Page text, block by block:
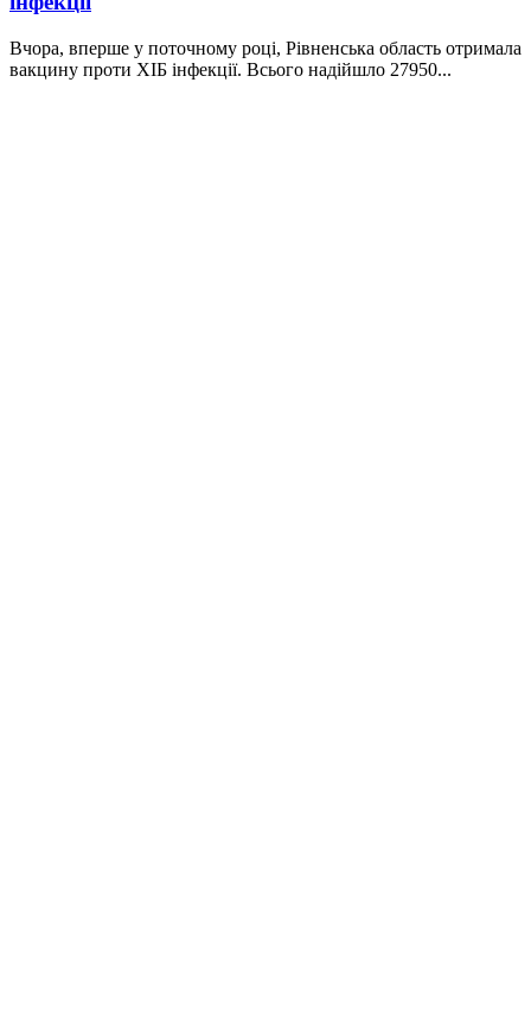
Вчора, вперше у поточному році, Рівненська область отримала
вакцину проти ХІБ інфекції. Всього надійшло 27950...